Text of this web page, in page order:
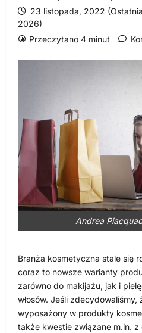
23 listopada, 2022
2026)
Przeczytano 4 minut
Andrea
Branża kosmetyczna stale się
coraz to nowsze warianty
zarówno do makijażu, jak i
włosów. Jeśli
wyposażony w produkty
także kwestie związane m.in.